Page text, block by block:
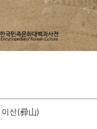
이산(彛山)